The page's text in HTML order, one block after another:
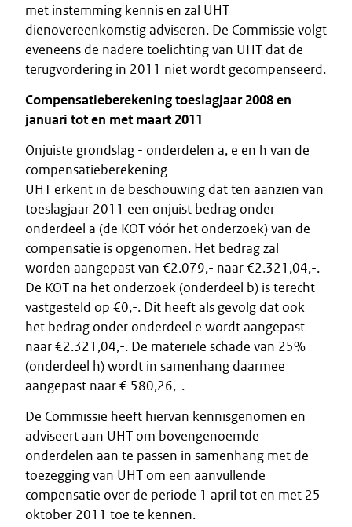
met instemming kennis en zal UHT
dienovereenkomstig adviseren. De Commissie volgt
eveneens de nadere toelichting van UHT dat de
terugvordering in 2011 niet wordt gecompenseerd.
Compensatieberekening toeslagjaar 2008 en
januari tot en met maart 2011
Onjuiste grondslag - onderdelen a, e en h van de
compensatieberekening
UHT erkent in de beschouwing dat ten aanzien van
toeslagjaar 2011 een onjuist bedrag onder
onderdeel a (de KOT vóór het onderzoek) van de
compensatie is opgenomen. Het bedrag zal
worden aangepast van €2.079,- naar €2.321,04,-.
De KOT na het onderzoek (onderdeel b) is terecht
vastgesteld op €0,-. Dit heeft als gevolg dat ook
het bedrag onder onderdeel e wordt aangepast
naar €2.321,04,-. De materiele schade van 25%
(onderdeel h) wordt in samenhang daarmee
aangepast naar € 580,26,-.
De Commissie heeft hiervan kennisgenomen en
adviseert aan UHT om bovengenoemde
onderdelen aan te passen in samenhang met de
toezegging van UHT om een aanvullende
compensatie over de periode 1 april tot en met 25
oktober 2011 toe te kennen.